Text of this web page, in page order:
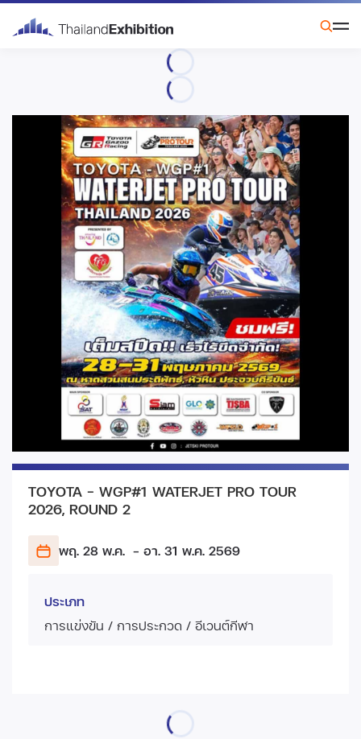
TOYOTA - WGP#1 WATERJET PRO TOUR
2026, ROUND 2
พฤ. 28 พ.ค. - อา. 31 พ.ค. 2569
ประเภท
การแข่งขัน / การประกวด / อีเวนต์กีฬา